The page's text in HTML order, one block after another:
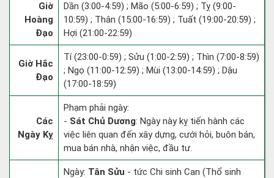
Giờ
Hoàng
Đạo
Dần (3:00-4:59) ; Mão (5:00-6:59) ; Tỵ (9:00-
10:59) ; Thân (15:00-16:59) ; Tuất (19:00-20:59) ;
Hợi (21:00-22:59)
Giờ Hắc
Đạo
Tí (23:00-0:59) ; Sửu (1:00-2:59) ; Thìn (7:00-8:59)
; Ngọ (11:00-12:59) ; Mùi (13:00-14:59) ; Dậu
(17:00-18:59)
Các
Ngày Kỵ
Phạm phải ngày:
- Sát Chủ Dương: Ngày này kỵ tiến hành các
việc liên quan đến xây dựng, cưới hỏi, buôn bán,
mua bán nhà, nhận việc, đầu tư.
Ngày: Tân Sửu - tức Chi sinh Can (Thổ sinh